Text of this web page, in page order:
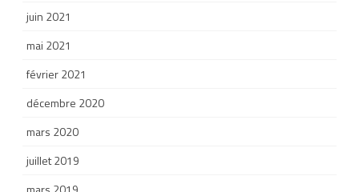
juin 2021
mai 2021
février 2021
décembre 2020
mars 2020
juillet 2019